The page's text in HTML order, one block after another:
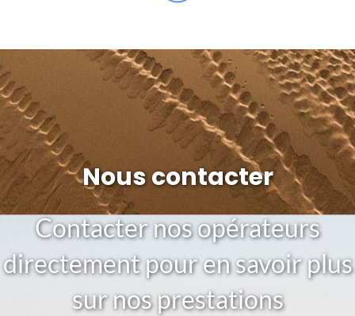
Nous contacter
Contacter nos opérateurs
directement pour en savoir plus
sur nos prestations